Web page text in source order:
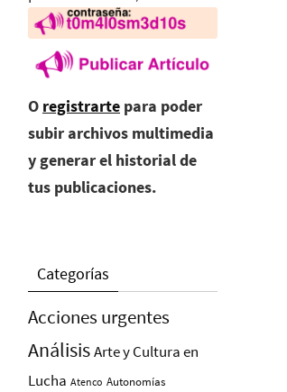
O registrarte para poder
subir archivos multimedia
y generar el historial de
tus publicaciones.
Categorías
Acciones urgentes
AnálisisArte y Cultura en
Lucha Atenco Autonomías